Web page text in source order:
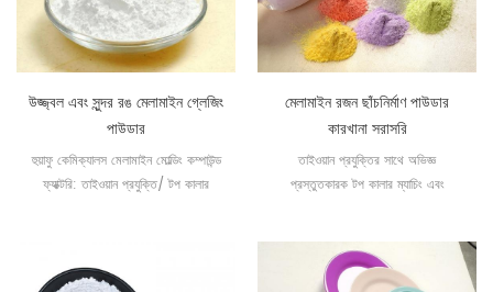
উজ্জ্বল এবং সুন্দর রঙ মেলামাইন গ্লেজিং
পাউডার
হুয়াফু কেমিক্যালস মেলামাইন মোল্ডিং কম্পাউন্ড
ফ্যাক্টরি: তাইওয়ান প্রযুক্তি/ টপ কালার
মেলামাইন রজন ছাঁচনির্মাণ পাউডার
কারখানা সরাসরি
তাইওয়ান প্রযুক্তির সাথে অভিজ্ঞ
প্রস্তুতকারক টপ কালার ম্যাচিং এবং